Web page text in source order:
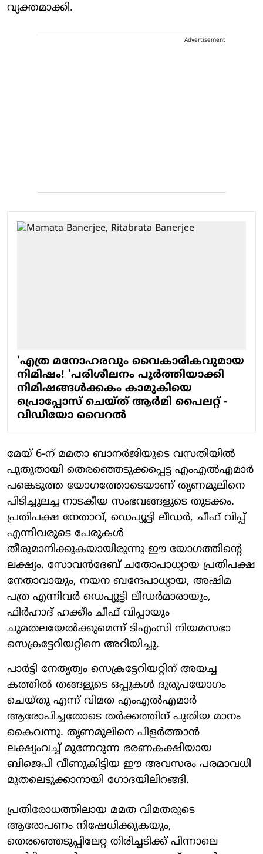
വ്യക്തമാക്കി.
Advertisement
'എത്ര മനോഹരവും വൈകാരികവുമായ
നിമിഷം! 'പരിശീലനം പൂര്‍ത്തിയാക്കി
നിമിഷങ്ങള്‍ക്കകം കാമുകിയെ
പ്രൊപ്പോസ് ചെയ്ത് ആര്‍മി പൈലറ്റ് -
വിഡിയോ വൈറല്‍
മേയ് 6-ന് മമതാ ബാനര്‍ജിയുടെ വസതിയില്‍
പുതുതായി തെരഞ്ഞെടുക്കപ്പെട്ട എംഎല്‍എമാര്‍
പങ്കെടുത്ത യോഗത്തോടെയാണ് തൃണമുലിനെ
പിടിച്ചുലച്ച നാടകീയ സംഭവങ്ങളുടെ തുടക്കം.
പ്രതിപക്ഷ നേതാവ്, ഡെപ്യൂട്ടി ലീഡര്‍, ചീഫ് വിപ്പ്
എന്നിവരുടെ പേരുകള്‍
തീരുമാനിക്കുകയായിരുന്നു ഈ യോഗത്തിന്റെ
ലക്ഷ്യം. സോവന്‍ദേബ് ചതോപാധ്യായ പ്രതിപക്ഷ
നേതാവായും, നയന ബന്ദേപാധ്യായ, അഷിമ
പത്ര എന്നിവര്‍ ഡെപ്യൂട്ടി ലീഡര്‍മാരായും,
ഫിര്‍ഹാദ് ഹക്കീം ചീഫ് വിപ്പായും
ചുമതലയേല്‍ക്കുമെന്ന് ടിഎംസി നിയമസഭാ
സെക്രട്ടേറിയറ്റിനെ അറിയിച്ചു.
പാര്‍ട്ടി നേതൃത്വം സെക്രട്ടേറിയറ്റിന് അയച്ച
കത്തില്‍ തങ്ങളുടെ ഒപ്പുകള്‍ ദുരുപയോഗം
ചെയ്തു എന്ന് വിമത എംഎല്‍എമാര്‍
ആരോപിച്ചതോടെ തര്‍ക്കത്തിന് പുതിയ മാനം
കൈവന്നു. തൃണമുലിനെ പിളർത്താൻ
ലക്ഷ്യംവച്ച് മുന്നേറുന്ന ഭരണകക്ഷിയായ
ബിജെപി വീണുകിട്ടിയ ഈ അവസരം പരമാവധി
മുതലെടുക്കാനായി ഗോദയിലിറങ്ങി.
പ്രതിരോധത്തിലായ മമത വിമതരുടെ
ആരോപണം നിഷേധിക്കുകയും,
തെരഞ്ഞെടുപ്പിലേറ്റ തിരിച്ചടിക്ക് പിന്നാലെ